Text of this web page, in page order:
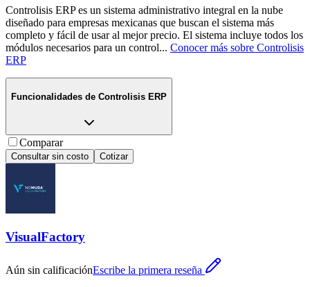
Controlisis ERP es un sistema administrativo integral en la nube
diseñado para empresas mexicanas que buscan el sistema más
completo y fácil de usar al mejor precio. El sistema incluye todos los
módulos necesarios para un control... Conocer más sobre Controlisis
ERP
Funcionalidades de Controlisis ERP
Comparar
Consultar sin costo Cotizar
VisualFactory
Aún sin calificaciónEscribe la primera reseña